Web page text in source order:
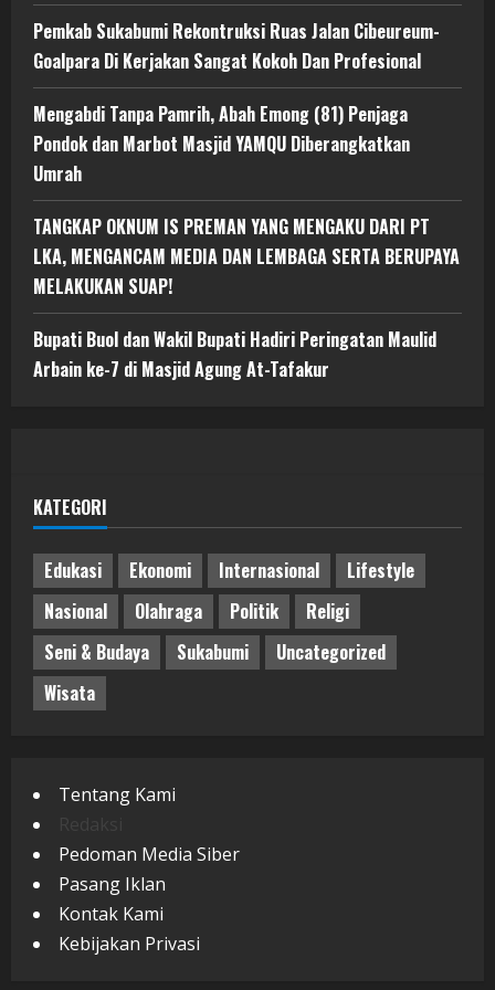
Pemkab Sukabumi Rekontruksi Ruas Jalan Cibeureum-
Goalpara Di Kerjakan Sangat Kokoh Dan Profesional
Mengabdi Tanpa Pamrih, Abah Emong (81) Penjaga
Pondok dan Marbot Masjid YAMQU Diberangkatkan
Umrah
TANGKAP OKNUM IS PREMAN YANG MENGAKU DARI PT
LKA, MENGANCAM MEDIA DAN LEMBAGA SERTA BERUPAYA
MELAKUKAN SUAP!
Bupati Buol dan Wakil Bupati Hadiri Peringatan Maulid
Arbain ke-7 di Masjid Agung At-Tafakur
KATEGORI
Edukasi Ekonomi Internasional
Lifestyle
Nasional
Olahraga Politik
Religi
Seni & Budaya
Sukabumi
Uncategorized
Wisata
Tentang Kami
Pedoman Media Siber
Pasang Iklan
Kontak Kami
Kebijakan Privasi